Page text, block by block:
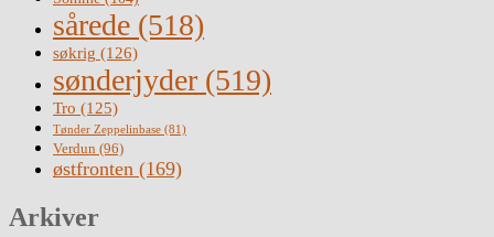
sårede (518)
søkrig (126)
sønderjyder (519)
Tro (125)
Tønder Zeppelinbase (81)
Verdun (96)
østfronten (169)
Arkiver